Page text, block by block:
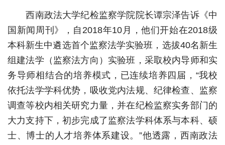
西南政法大学纪检监察学院院长谭宗泽告诉《中
国新闻周刊》，自2018年10月，他们开始在2018级
本科新生中遴选首个监察法学实验班，选拔40名新生
组建法学（监察法方向）实验班，采取校内导师和实
务导师相结合的培养模式，已连续培养四届，“我校
依托法学学科优势，吸收党内法规、纪律检查、监察
调查等校内相关研究力量，并在纪检监察实务部门的
大力支持下，初步完成了监察法学科体系与本科、硕
士、博士的人才培养体系建设。”他透露，西南政法